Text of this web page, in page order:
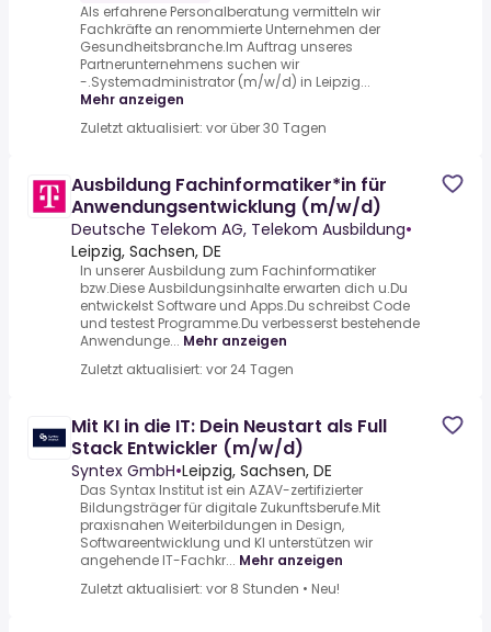
Als erfahrene Personalberatung vermitteln wir
Fachkräfte an renommierte Unternehmen der
Gesundheitsbranche.Im Auftrag unseres
Partnerunternehmens suchen wir
-.Systemadministrator (m/w/d) in Leipzig...
Mehr anzeigen
Zuletzt aktualisiert: vor über 30 Tagen
Ausbildung Fachinformatiker*in für
Anwendungsentwicklung (m/w/d)
Deutsche Telekom AG, Telekom Ausbildung•
Leipzig, Sachsen, DE
In unserer Ausbildung zum Fachinformatiker
bzw.Diese Ausbildungsinhalte erwarten dich u.Du
entwickelst Software und Apps.Du schreibst Code
und testest Programme.Du verbesserst bestehende
Anwendunge... Mehr anzeigen
Zuletzt aktualisiert: vor 24 Tagen
Mit KI in die IT: Dein Neustart als Full
Stack Entwickler (m/w/d)
Syntex GmbH•Leipzig, Sachsen, DE
Das Syntax Institut ist ein AZAV-zertifizierter
Bildungsträger für digitale Zukunftsberufe.Mit
praxisnahen Weiterbildungen in Design,
Softwareentwicklung und KI unterstützen wir
angehende IT-Fachkr... Mehr anzeigen
Zuletzt aktualisiert: vor 8 Stunden • Neu!